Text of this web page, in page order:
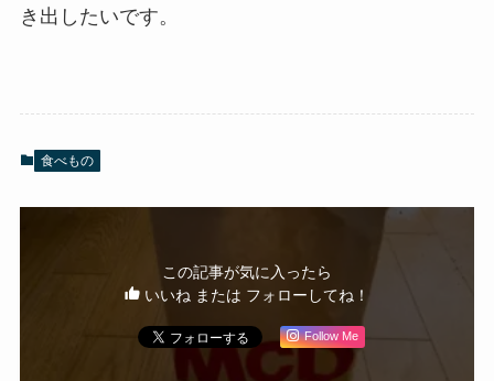
き出したいです。
食べもの
この記事が気に入ったら
いいね または フォローしてね！
Follow Me